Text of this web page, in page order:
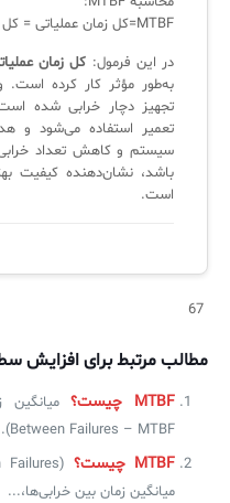
MTBF=کل زمان عملیاتی = کل زمان عملیاتی / تعداد خرابی‌ها
در این فرمول: کل زمان
به‌طور مؤثر کار کرده
تعمیر استفاده می‌شود و
باشد، نشان‌دهنده کیفیت
است.
67
مطالب مرتبط برای افزایش
MTBF چیست؟
Between Failures – MTBF)...
MTBF چیست؟
میانگین زمان بین خرابی‌ها،...
✦
مدیریت خدمات سازمانی
سرویس دسک پلاس MSP
اندپوینت سنترال [سامانه مدیریت
برنامه‌ساز هوشمند App Creator
سیستم هوشمند مدیریت فروش و
سامانه مدیریت امنیت اطلاعات
✦
مدیریت خدمات منابع انسانی
CIs Control
مجموعه راهکارهای آیناک
✦
آموزش سیستم مدیریت خدمات
نکته‌های کلیدی برای مدیر
آموزش‌ ویدیویی مفاهیم سرویس
آموزش فارسی ITIL4
چارچوب ITIL برای همه
فلافلی_فناوری
آرشیو دانلودهای مدانت
لیست دوره‌ها
مقالات آموزشی